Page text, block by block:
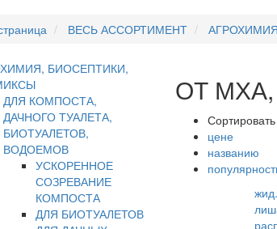
ВЕСЬ АССОРТИМЕНТ
БИОСЕПТИКИ,
ДЛЯ КОМПОСТА,
ДАЧНОГО ТУАЛЕТА,
БИОТУАЛЕТОВ,
ВОДОЕМОВ
УСКОРЕННОЕ
СОЗРЕВАНИЕ
КОМПОСТА
ДЛЯ БИОТУАЛЕТОВ
ОТ
цене
названию